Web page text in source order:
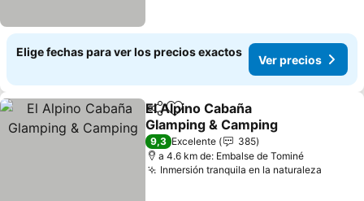
Elige fechas para ver los precios exactos
Ver precios
CompartirAgregar a favoritos
El Alpino Cabaña
Glamping & Camping
9,3 Excelente
385
a 4.6 km de: Embalse de Tominé
Inmersión tranquila en la naturaleza